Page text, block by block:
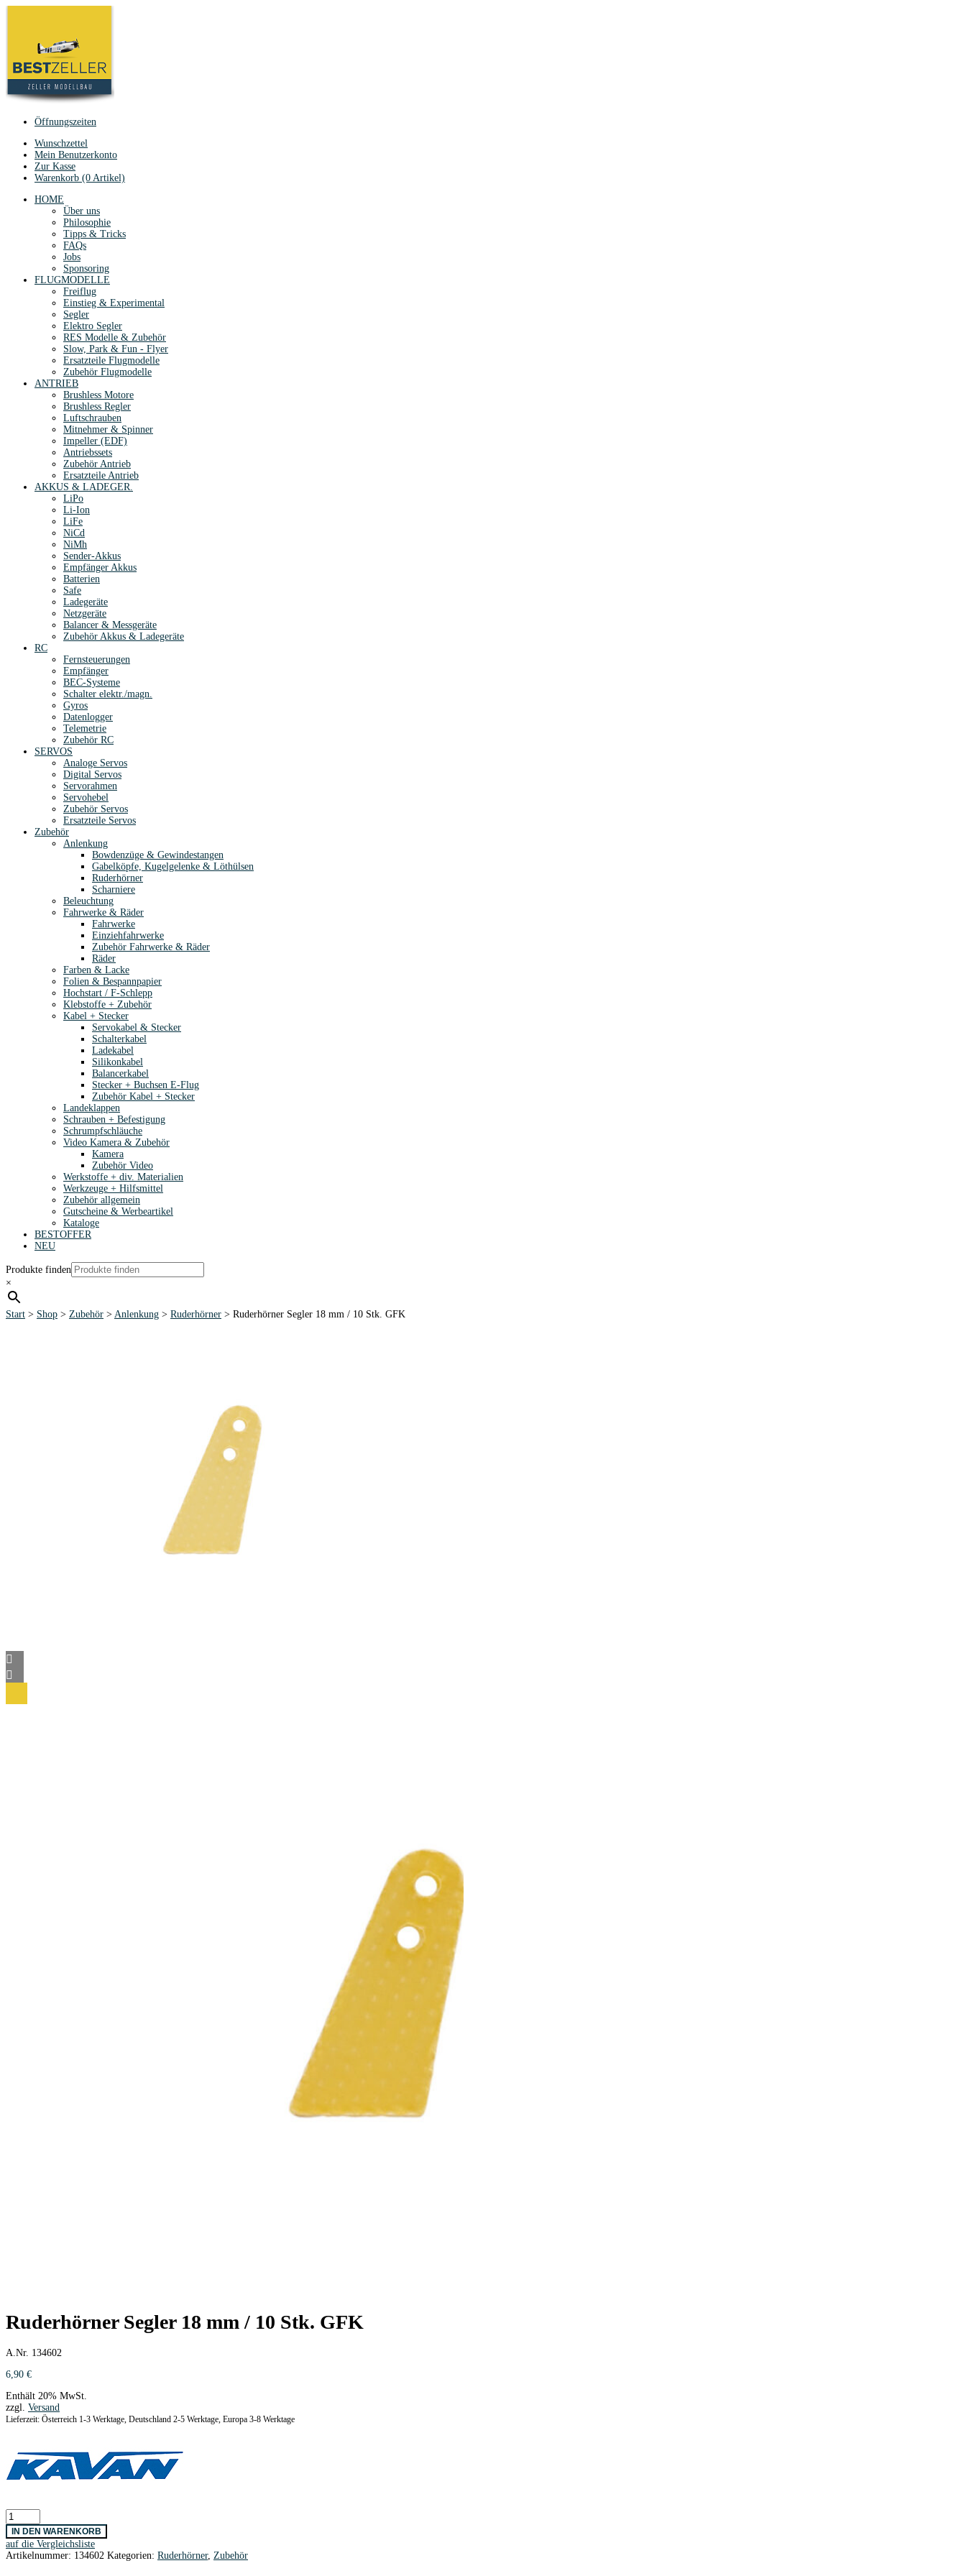
Öffnungszeiten
Wunschzettel
Mein Benutzerkonto
Zur Kasse
Warenkorb (0 Artikel)
HOME
Über uns
Philosophie
Tipps & Tricks
FAQs
Jobs
Sponsoring
FLUGMODELLE
Freiflug
Einstieg & Experimental
Segler
Elektro Segler
RES Modelle & Zubehör
Slow, Park & Fun - Flyer
Ersatzteile Flugmodelle
Zubehör Flugmodelle
ANTRIEB
Brushless Motore
Brushless Regler
Luftschrauben
Mitnehmer & Spinner
Impeller (EDF)
Antriebssets
Zubehör Antrieb
Ersatzteile Antrieb
AKKUS & LADEGER.
LiPo
Li-Ion
LiFe
NiCd
NiMh
Sender-Akkus
Empfänger Akkus
Batterien
Safe
Ladegeräte
Netzgeräte
Balancer & Messgeräte
Zubehör Akkus & Ladegeräte
RC
Fernsteuerungen
Empfänger
BEC-Systeme
Schalter elektr./magn.
Gyros
Datenlogger
Telemetrie
Zubehör RC
SERVOS
Analoge Servos
Digital Servos
Servorahmen
Servohebel
Zubehör Servos
Ersatzteile Servos
Zubehör
Anlenkung
Bowdenzüge & Gewindestangen
Gabelköpfe, Kugelgelenke & Löthülsen
Ruderhörner
Scharniere
Beleuchtung
Fahrwerke & Räder
Fahrwerke
Einziehfahrwerke
Zubehör Fahrwerke & Räder
Räder
Farben & Lacke
Folien & Bespannpapier
Hochstart / F-Schlepp
Klebstoffe + Zubehör
Kabel + Stecker
Servokabel & Stecker
Schalterkabel
Ladekabel
Silikonkabel
Balancerkabel
Stecker + Buchsen E-Flug
Zubehör Kabel + Stecker
Landeklappen
Schrauben + Befestigung
Schrumpfschläuche
Video Kamera & Zubehör
Kamera
Zubehör Video
Werkstoffe + div. Materialien
Werkzeuge + Hilfsmittel
Zubehör allgemein
Gutscheine & Werbeartikel
Kataloge
BESTOFFER
NEU
Produkte finden
×
Start > Shop > Zubehör > Anlenkung > Ruderhörner > Ruderhörner Segler 18 mm / 10 Stk. GFK
Ruderhörner Segler 18 mm / 10 Stk. GFK
A.Nr. 134602
6,90 €
Enthält 20% MwSt.
zzgl. Versand
Lieferzeit: Österreich 1-3 Werktage, Deutschland 2-5 Werktage, Europa 3-8 Werktage
Ruderhörner
Segler
18
mm
/
IN DEN WARENKORB
auf die Vergleichsliste
Artikelnummer: 134602 Kategorien: Ruderhörner, Zubehör